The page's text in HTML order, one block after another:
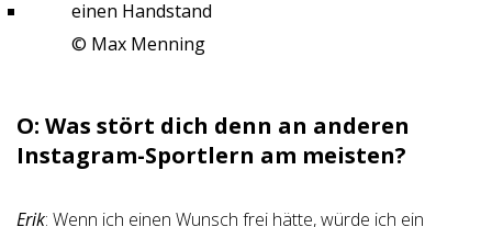
© Max Menning
O: Was stört dich denn an anderen
Instagram-Sportlern am meisten?
Erik: Wenn ich einen Wunsch frei hätte, würde ich ein